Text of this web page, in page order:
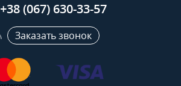
+38 (067) 630-33-57
Заказать звонок